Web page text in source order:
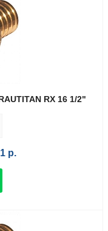
RX 16 1/2"
р.